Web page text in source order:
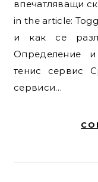
впечатляващи
in the article:
и как се
Определение и
тенис сервис
сервиси…